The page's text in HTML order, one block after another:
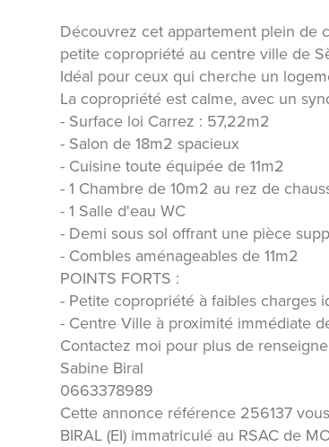
Découvrez cet appartement plein de
petite copropriété au centre ville de
Idéal pour ceux qui cherche un
La copropriété est calme, avec un
- Surface loi Carrez : 57,22m2
- Salon de 18m2 spacieux
- Cuisine toute équipée de 11m2
- 1 Chambre de 10m2 au rez de
- 1 Salle d'eau WC
- Demi sous sol offrant une pièce
- Combles aménageables de 11m2
POINTS FORTS :
- Petite copropriété à faibles charges
- Centre Ville à proximité immédiate
Contactez moi pour plus de
Sabine Biral
0663378989
Cette annonce référence 256137
BIRAL (EI) immatriculé au RSAC de